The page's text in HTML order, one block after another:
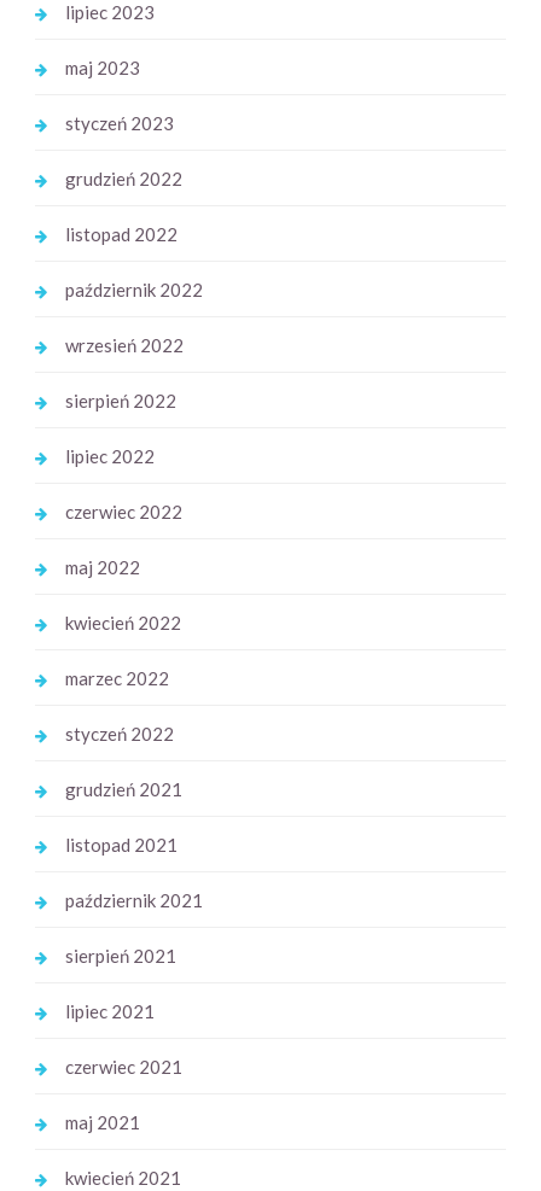
lipiec 2023
maj 2023
styczeń 2023
grudzień 2022
listopad 2022
październik 2022
wrzesień 2022
sierpień 2022
lipiec 2022
czerwiec 2022
maj 2022
kwiecień 2022
marzec 2022
styczeń 2022
grudzień 2021
listopad 2021
październik 2021
sierpień 2021
lipiec 2021
czerwiec 2021
maj 2021
kwiecień 2021